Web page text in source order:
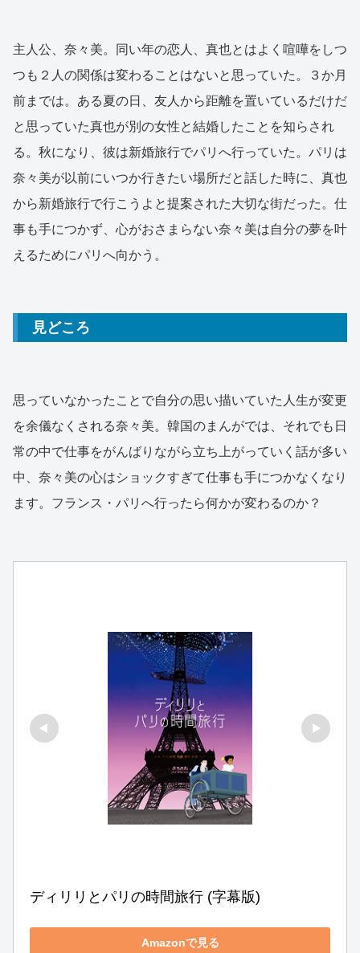
主人公、奈々美。同い年の恋人、真也とはよく喧嘩をしつ
つも２人の関係は変わることはないと思っていた。３か月
前までは。ある夏の日、友人から距離を置いているだけだ
と思っていた真也が別の女性と結婚したことを知らされ
る。秋になり、彼は新婚旅行でパリへ行っていた。パリは
奈々美が以前にいつか行きたい場所だと話した時に、真也
から新婚旅行で行こうよと提案された大切な街だった。仕
事も手につかず、心がおさまらない奈々美は自分の夢を叶
えるためにパリへ向かう。
見どころ
思っていなかったことで自分の思い描いていた人生が変更
を余儀なくされる奈々美。韓国のまんがでは、それでも日
常の中で仕事をがんばりながら立ち上がっていく話が多い
中、奈々美の心はショックすぎて仕事も手につかなくなり
ます。フランス・パリへ行ったら何かが変わるのか？
ディリリとパリの時間旅行 (字幕版)
Amazonで見る